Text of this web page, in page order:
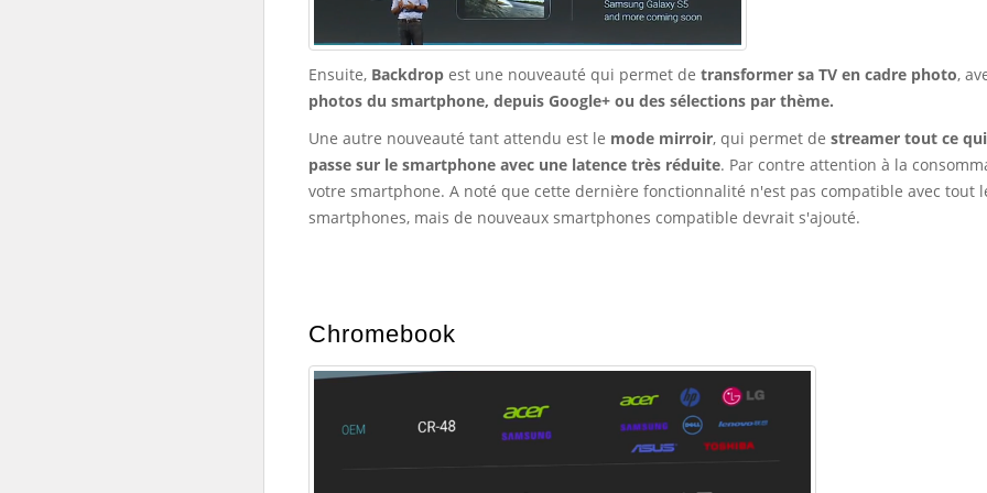
Ensuite, Backdrop est une nouveauté qui permet de transformer sa TV en cadre photo,
photos du smartphone, depuis Google+ ou des sélections par thème.
Une autre nouveauté tant attendu est le mode mirroir, qui permet de streamer tout ce
passe sur le smartphone avec une latence très réduite. Par contre attention à la
votre smartphone. A noté que cette dernière fonctionnalité n'est pas compatible avec tout
smartphones, mais de nouveaux smartphones compatible devrait s'ajouté.
Chromebook